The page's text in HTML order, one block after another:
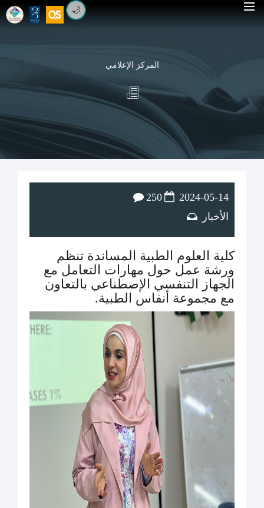
🌙
المركز الإعلامي
2024-05-14
الأخبار
250
كلية العلوم الطبية المساندة تنظم
ورشة عمل حول مهارات التعامل مع
الجهاز التنفسي الإصطناعي بالتعاون
مع مجموعة أنفاس الطبية.